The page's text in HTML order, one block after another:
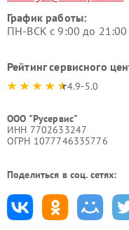
График работы:
ПН-ВСК с 9:00 до
Рейтинг сервисного
4.9-5.0
ООО "Русервис"
ИНН 7702633247
ОГРН 1077746335776
Поделиться в соц. сетях: